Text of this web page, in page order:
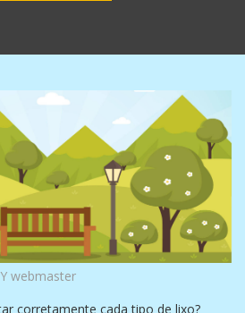
webmaster
corretamente cada tipo de lixo?